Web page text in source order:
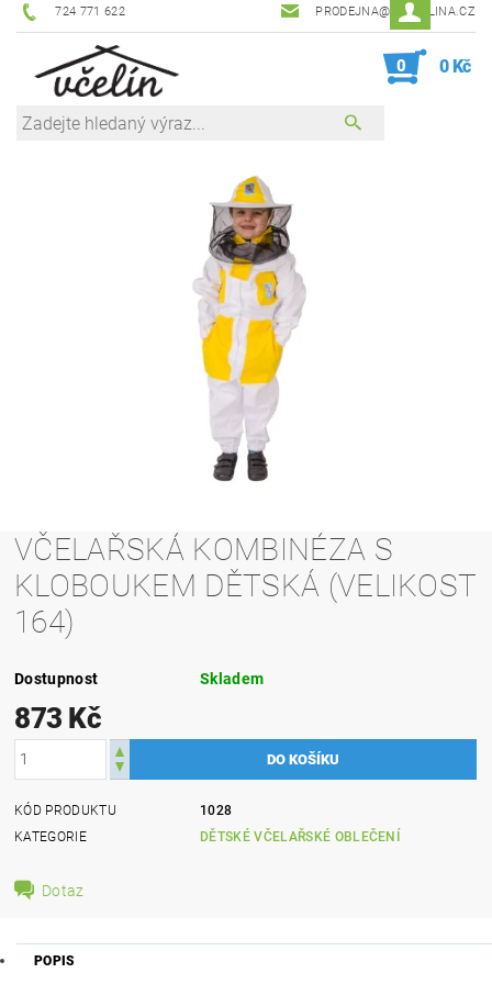
724 771 622 PRODEJNA@ZEVCELINA.CZ
0 0 Kč
VČELAŘSKÁ KOMBINÉZA S
KLOBOUKEM DĚTSKÁ (VELIKOST
164)
Dostupnost Skladem
873 Kč
KÓD PRODUKTU
1028
KATEGORIE
DĚTSKÉ VČELAŘSKÉ OBLEČENÍ
Dotaz
POPIS